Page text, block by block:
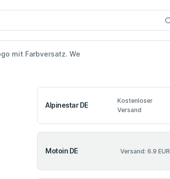
mit Farbversatz. We
Alpinestar DE
Kostenloser
Versand
Motoin DE Versand: 6.9 EUR